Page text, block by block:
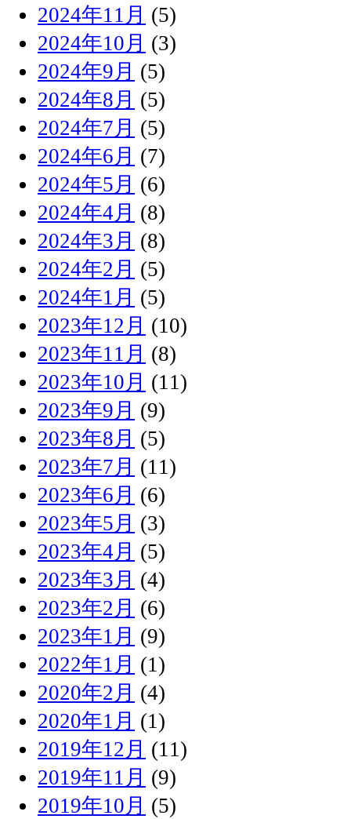
2024年11月 (5)
2024年10月 (3)
2024年9月 (5)
2024年8月 (5)
2024年7月 (5)
2024年6月 (7)
2024年5月 (6)
2024年4月 (8)
2024年3月 (8)
2024年2月 (5)
2024年1月 (5)
2023年12月 (10)
2023年11月 (8)
2023年10月 (11)
2023年9月 (9)
2023年8月 (5)
2023年7月 (11)
2023年6月 (6)
2023年5月 (3)
2023年4月 (5)
2023年3月 (4)
2023年2月 (6)
2023年1月 (9)
2022年1月 (1)
2020年2月 (4)
2020年1月 (1)
2019年12月 (11)
2019年11月 (9)
2019年10月 (5)